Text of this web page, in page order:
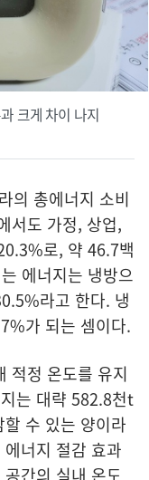
크게 차이 나지
의 총에너지 소비
서도 가정, 상업,
로, 약 46.7백
에너지는 냉방으
라고 한다. 냉
가 되는 셈이다.
적정 온도를 유지
는 대략 582.8천t
수 있는 양이라
너지 절감 효과
간의 실내 온도